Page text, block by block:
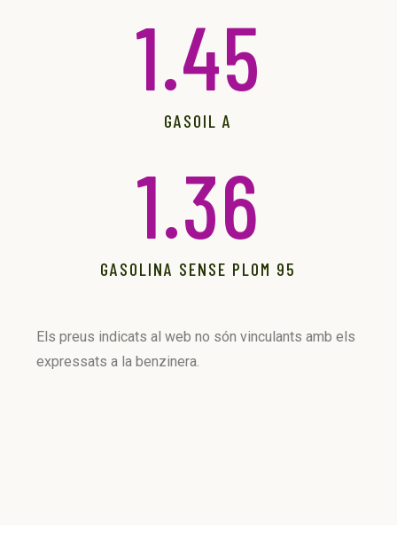
1.45
GASOIL A
1.36
GASOLINA SENSE PLOM 95
Els preus indicats al web no són vinculants amb els
expressats a la benzinera.